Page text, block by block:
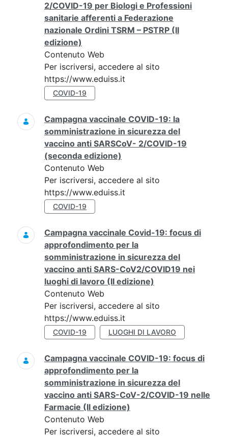
2/COVID-19 per Biologi e Professioni
sanitarie afferenti a Federazione
nazionale Ordini TSRM – PSTRP (II
edizione)
Contenuto Web
Per iscriversi, accedere al sito
https://www.eduiss.it
COVID-19
Campagna vaccinale COVID-19: la
somministrazione in sicurezza del
vaccino anti SARSCoV- 2/COVID-19
(seconda edizione)
Contenuto Web
Per iscriversi, accedere al sito
https://www.eduiss.it
COVID-19
Campagna vaccinale Covid-19: focus di
approfondimento per la
somministrazione in sicurezza del
vaccino anti SARS-CoV2/COVID19 nei
luoghi di lavoro (II edizione)
Contenuto Web
Per iscriversi, accedere al sito
https://www.eduiss.it
COVID-19 LUOGHI DI LAVORO
Campagna vaccinale COVID-19: focus di
approfondimento per la
somministrazione in sicurezza del
vaccino anti SARS-CoV-2/COVID-19 nelle
Farmacie (II edizione)
Contenuto Web
Per iscriversi, accedere al sito